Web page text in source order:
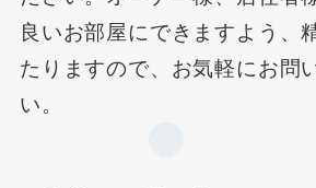
良いお部屋にできますよう、
たりますので、お気軽にお問
い。